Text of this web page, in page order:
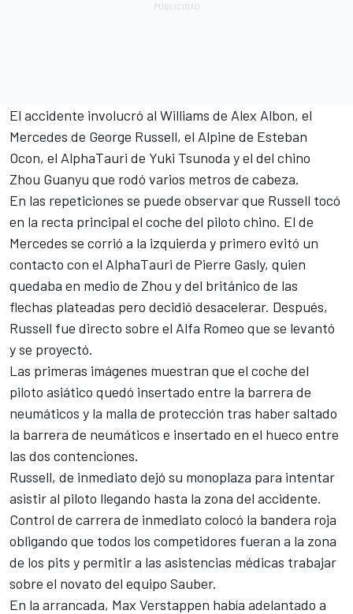
El accidente involucró al Williams de Alex Albon, el
Mercedes de George Russell, el Alpine de Esteban
Ocon, el AlphaTauri de Yuki Tsunoda y el del chino
Zhou Guanyu que rodó varios metros de cabeza.
En las repeticiones se puede observar que Russell tocó
en la recta principal el coche del piloto chino. El de
Mercedes se corrió a la izquierda y primero evitó un
contacto con el AlphaTauri de Pierre Gasly, quien
quedaba en medio de Zhou y del británico de las
flechas plateadas pero decidió desacelerar. Después,
Russell fue directo sobre el Alfa Romeo que se levantó
y se proyectó.
Las primeras imágenes muestran que el coche del
piloto asiático quedó insertado entre la barrera de
neumáticos y la malla de protección tras haber saltado
la barrera de neumáticos e insertado en el hueco entre
las dos contenciones.
Russell, de inmediato dejó su monoplaza para intentar
asistir al piloto llegando hasta la zona del accidente.
Control de carrera de inmediato colocó la bandera roja
obligando que todos los competidores fueran a la zona
de los pits y permitir a las asistencias médicas trabajar
sobre el novato del equipo Sauber.
En la arrancada, Max Verstappen había adelantado a